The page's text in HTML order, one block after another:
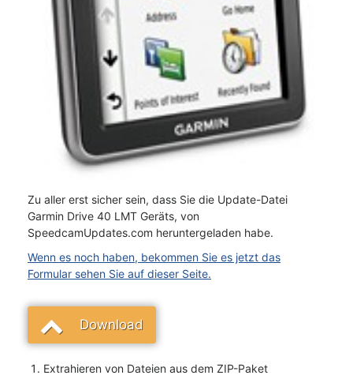
Zu aller erst sicher sein, dass Sie die Update-Datei
Garmin Drive 40 LMT Geräts, von
SpeedcamUpdates.com heruntergeladen habe.
Wenn es noch haben, bekommen Sie es jetzt das
Formular sehen Sie auf dieser Seite.
Download
Extrahieren von Dateien aus dem ZIP-Paket